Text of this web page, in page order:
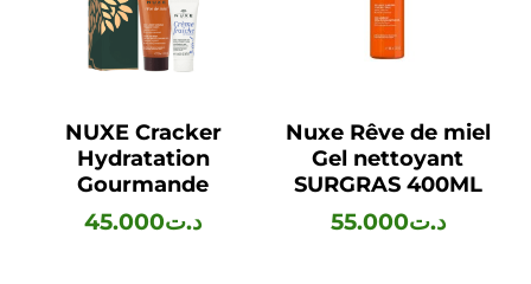
NUXE Cracker
Hydratation
Gourmande
د.ت45.000
Nuxe Rêve de miel
Gel nettoyant
SURGRAS 400ML
د.ت55.000